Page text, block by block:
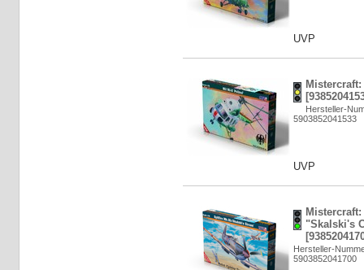
UVP
Hersteller-
5903852041533
UVP
"Skalski's
Hersteller-
5903852041700